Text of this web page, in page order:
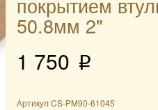
50.8мм 2"
1 750 p
АртикулCS-PM90-61045